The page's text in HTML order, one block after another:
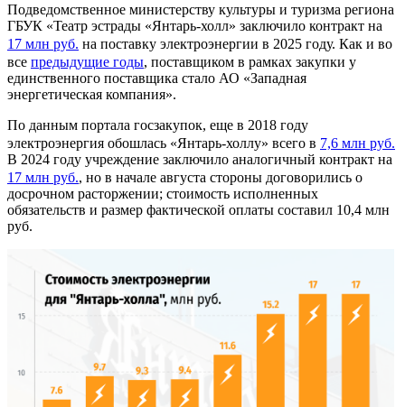
Подведомственное министерству культуры и туризма региона
ГБУК «Театр эстрады «Янтарь-холл» заключило контракт на
17 млн руб. на поставку электроэнергии в 2025 году. Как и во
все предыдущие годы, поставщиком в рамках закупки у
единственного поставщика стало АО «Западная
энергетическая компания».
По данным портала госзакупок, еще в 2018 году
электроэнергия обошлась «Янтарь-холлу» всего в 7,6 млн руб.
В 2024 году учреждение заключило аналогичный контракт на
17 млн руб., но в начале августа стороны договорились о
досрочном расторжении; стоимость исполненных
обязательств и размер фактической оплаты составил 10,4 млн
руб.